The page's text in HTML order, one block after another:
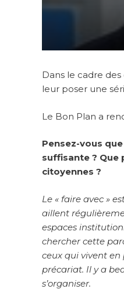
Dans le cadre
leur poser une
Le Bon Plan a
Pensez-vous
suffisante ? Que
citoyennes ?
Le « faire avec »
aillent
espaces
chercher cette
ceux qui vivent en
précariat. Il y a
s’organiser.